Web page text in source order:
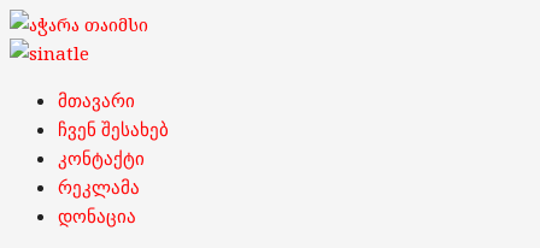
Skip
to
Primary
Menu
მთავარი
ჩვენ შესახებ
კონტაქტი
რეკლამა
დონაცია